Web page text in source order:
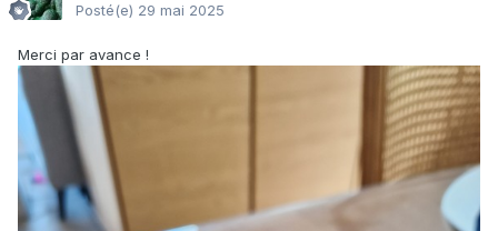
Posté(e) 29 mai 2025
Merci par avance !